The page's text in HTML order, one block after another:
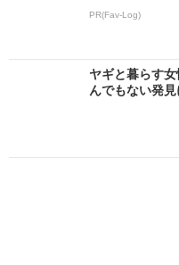
PR(Fav-Log)
ヤギと暮らす
んでもない発